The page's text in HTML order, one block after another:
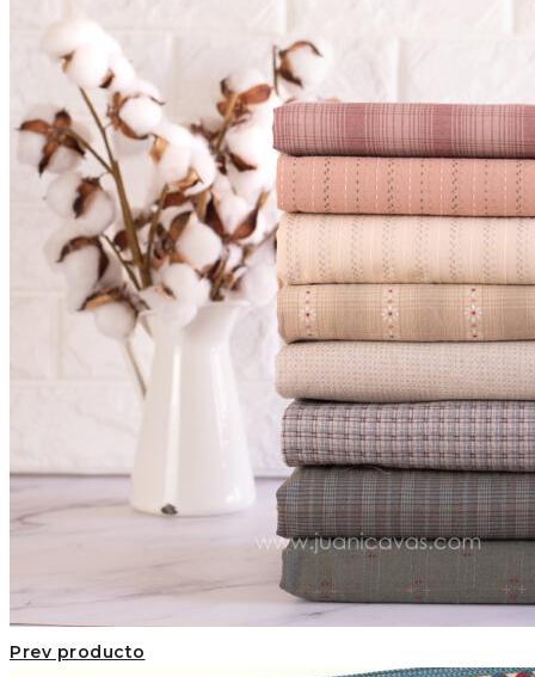
Prev producto